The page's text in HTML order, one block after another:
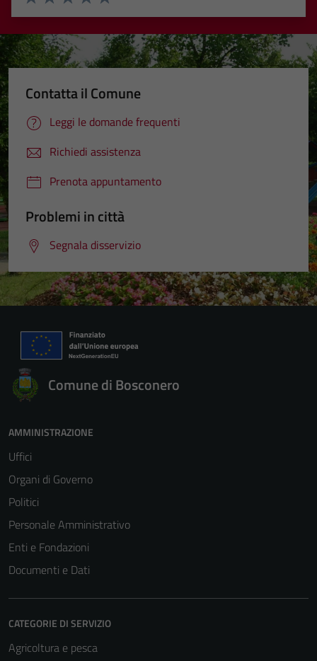
Valuta 5 stelle su 5
Valuta 4 stelle su 5
Valuta 3 stelle su 5
Valuta 2 stelle su 5
Valuta 1 stelle su 5
Contatta il Comune
Leggi le domande frequenti
Richiedi assistenza
Prenota appuntamento
Problemi in città
Segnala disservizio
Comune di Bosconero
AMMINISTRAZIONE
Uffici
Organi di Governo
Politici
Personale Amministrativo
Enti e Fondazioni
Documenti e Dati
CATEGORIE DI SERVIZIO
Agricoltura e pesca